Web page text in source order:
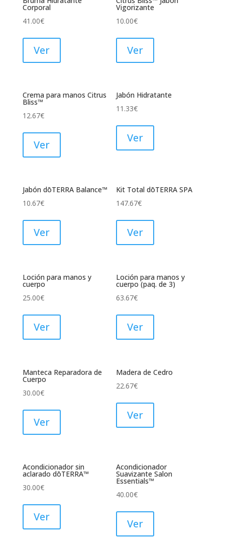
Corporal
41.00€
Ver
Vigorizante
10.00€
Ver
Crema para manos Citrus
Bliss™
12.67€
Ver
Jabón Hidratante
11.33€
Ver
Jabón dōTERRA Balance™
10.67€
Ver
Kit Total dōTERRA SPA
147.67€
Ver
Loción para manos y
cuerpo
25.00€
Ver
Loción para manos y
cuerpo (paq. de 3)
63.67€
Ver
Manteca Reparadora de
Cuerpo
30.00€
Ver
Madera de Cedro
22.67€
Ver
Acondicionador sin
aclarado dōTERRA™
30.00€
Ver
Acondicionador
Suavizante Salon
Essentials™
40.00€
Ver